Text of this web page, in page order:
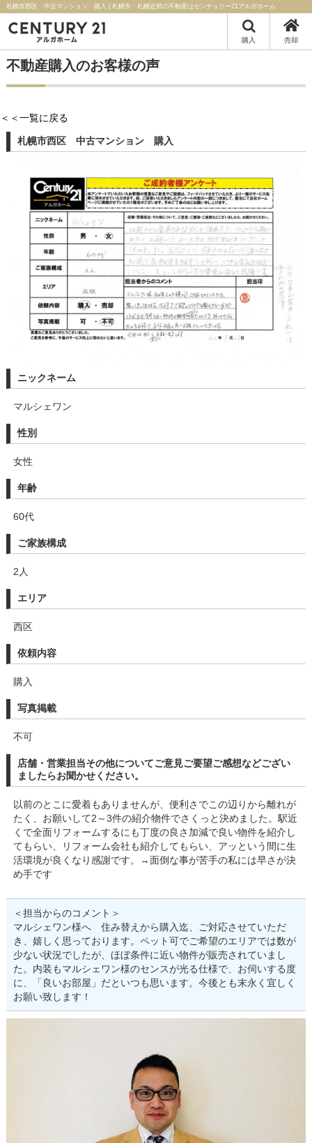
札幌市西区 中古マンション 購入 | 札幌市・札幌近郊の不動産はセンチュリー21アルガホーム
購入 売却
不動産購入のお客様の声
＜＜一覧に戻る
札幌市西区 中古マンション 購入
ニックネーム
マルシェワン
性別
女性
年齢
60代
ご家族構成
2人
エリア
西区
依頼内容
購入
写真掲載
不可
店舗・営業担当その他についてご意見ご要望ご感想などござい
ましたらお聞かせください。
以前のとこに愛着もありませんが、便利さでこの辺りから離れが
たく、お願いして2～3件の紹介物件でさくっと決めました。駅近
くで全面リフォームするにも丁度の良さ加減で良い物件を紹介し
てもらい、リフォーム会社も紹介してもらい、アッという間に生
活環境が良くなり感謝です。→面倒な事が苦手の私には早さが決
め手です
＜担当からのコメント＞
マルシェワン様へ 住み替えから購入迄、ご対応させていただ
き、嬉しく思っております。ペット可でご希望のエリアでは数が
少ない状況でしたが、ほぼ条件に近い物件が販売されていまし
た。内装もマルシェワン様のセンスが光る仕様で、お伺いする度
に、「良いお部屋」だといつも思います。今後とも末永く宜しく
お願い致します！